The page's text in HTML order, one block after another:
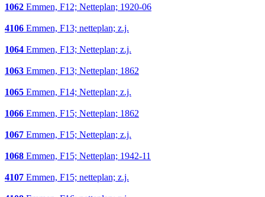
1062 Emmen, F12; Netteplan; 1920-06
4106 Emmen, F13; netteplan; z.j.
1064 Emmen, F13; Netteplan; z.j.
1063 Emmen, F13; Netteplan; 1862
1065 Emmen, F14; Netteplan; z.j.
1066 Emmen, F15; Netteplan; 1862
1067 Emmen, F15; Netteplan; z.j.
1068 Emmen, F15; Netteplan; 1942-11
4107 Emmen, F15; netteplan; z.j.